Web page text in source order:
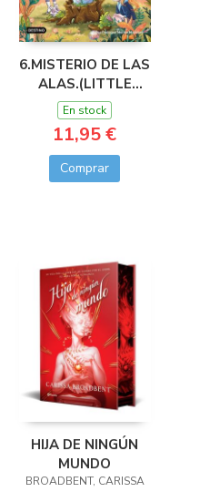
6.MISTERIO DE LAS
ALAS.(LITTLE
DRAGONS)
En stock
11,95 €
Comprar
HIJA DE NINGÚN
MUNDO
BROADBENT, CARISSA